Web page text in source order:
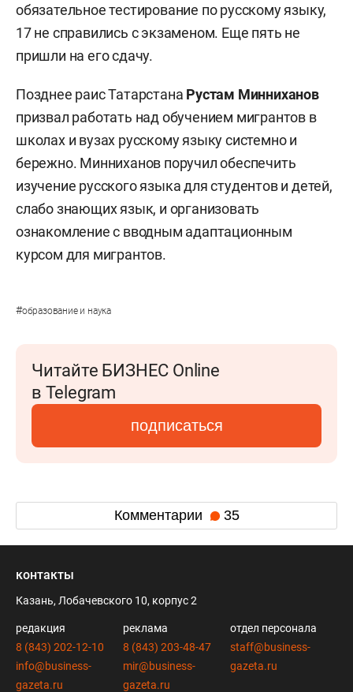
обязательное тестирование по русскому языку,
17 не справились с экзаменом. Еще пять не
пришли на его сдачу.
Позднее раис Татарстана Рустам Минниханов
призвал работать над обучением мигрантов в
школах и вузах русскому языку системно и
бережно. Минниханов поручил обеспечить
изучение русского языка для студентов и детей,
слабо знающих язык, и организовать
ознакомление с вводным адаптационным
курсом для мигрантов.
#образование и наука
Читайте БИЗНЕС Online
в Telegram
подписаться
Комментарии 35
контакты
Казань, Лобачевского 10, корпус 2
редакция
8 (843) 202-12-10
info@business-
gazeta.ru
реклама
8 (843) 203-48-47
mir@business-
gazeta.ru
отдел персонала
staff@business-
gazeta.ru